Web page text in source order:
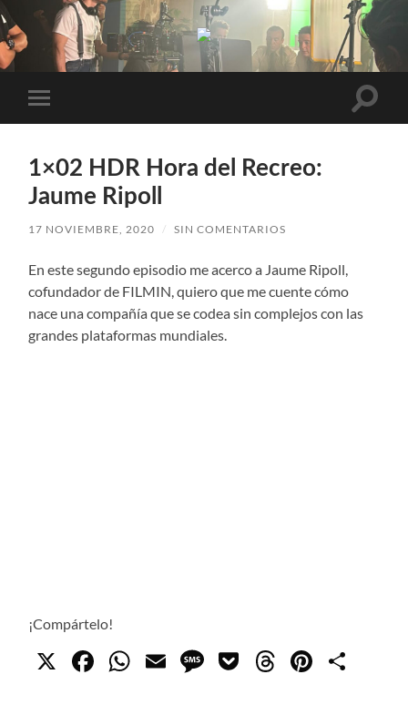
Elías
Pérez
Alternar
el
móvil
1×02 HDR Hora del Recreo:
Jaume Ripoll
17 NOVIEMBRE, 2020 / SIN COMENTARIOS
En este segundo episodio me acerco a Jaume Ripoll,
cofundador de FILMIN, quiero que me cuente cómo
nace una compañía que se codea sin complejos con las
grandes plataformas mundiales.
¡Compártelo!
X Facebook
WhatsApp
EmailMessage
Pocket
Threads